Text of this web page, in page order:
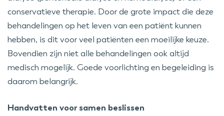
conservatieve therapie. Door de grote impact die deze
behandelingen op het leven van een patiënt kunnen
hebben, is dit voor veel patiënten een moeilijke keuze.
Bovendien zijn niet alle behandelingen ook altijd
medisch mogelijk. Goede voorlichting en begeleiding is
daarom belangrijk.
Handvatten voor samen beslissen